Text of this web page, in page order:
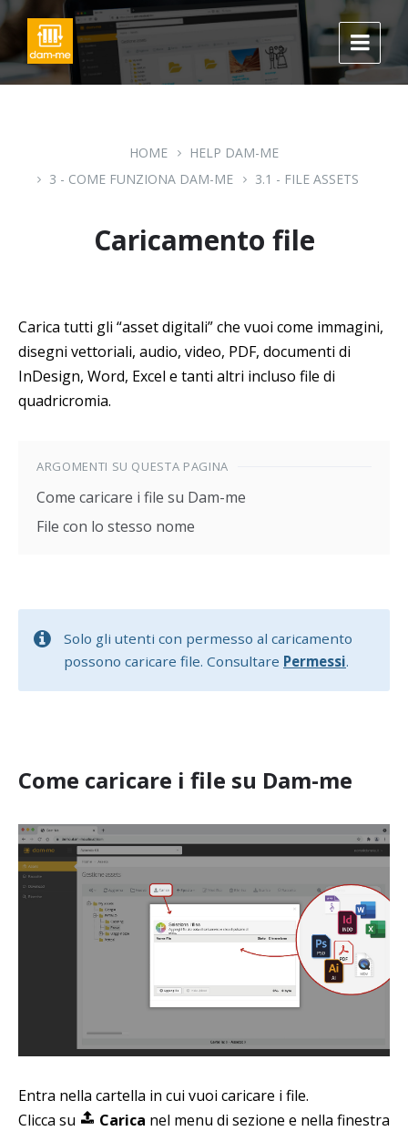
Skip
to
content
Skip
to
navigation
Skip
to
footer
HOME
HELP DAM-ME
3 - COME FUNZIONA DAM-ME
3.1 - FILE ASSETS
Caricamento file
Carica tutti gli “asset digitali” che vuoi come immagini,
disegni vettoriali, audio, video, PDF, documenti di
InDesign, Word, Excel e tanti altri incluso file di
quadricromia.
ARGOMENTI SU QUESTA PAGINA
Come caricare i file su Dam-me
File con lo stesso nome
Solo gli utenti con permesso al caricamento
possono caricare file. Consultare Permessi.
Come caricare i file su Dam-me
Entra nella cartella in cui vuoi caricare i file.
Clicca su
Carica nel menu di sezione e nella finestra